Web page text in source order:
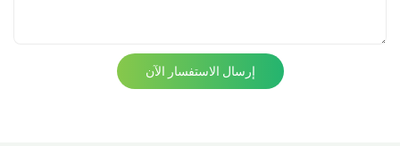
إرسال الاستفسار الآن